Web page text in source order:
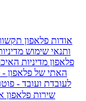
אודות פלאפון
ותנאי שימוש
פלאפון מדיניות
האתי של פלאפון -
לעובדת ועובד -
שירות פלאפון